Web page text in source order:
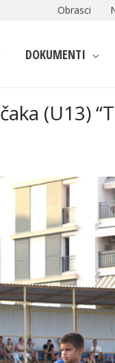
Obrasci
DOKUMENTI
(U13)